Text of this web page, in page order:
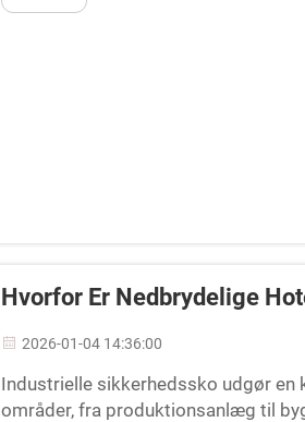
Hvorfor Er Nedbrydelige
2026-01-04 14:36:00
Industrielle sikkerhedssko udgør
områder, fra produktionsanlæg til